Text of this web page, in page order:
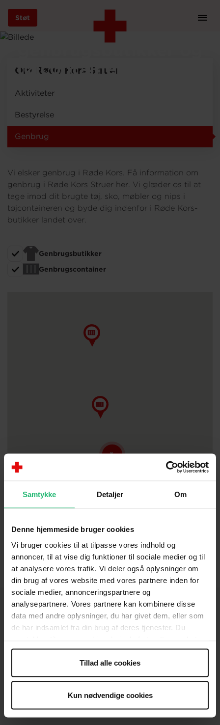
Samtykke Detaljer Om
Denne hjemmeside bruger cookies
Vi bruger cookies til at tilpasse vores indhold og
annoncer, til at vise dig funktioner til sociale medier og til
at analysere vores trafik. Vi deler også oplysninger om
din brug af vores website med vores partnere inden for
sociale medier, annonceringspartnere og
analysepartnere. Vores partnere kan kombinere disse
data med andre oplysninger, du har givet dem, eller som
de har indsamlet fra din brug af deres tjenester. Du
anvende vores hjemmeside.
Tillad alle cookies
Kun nødvendige cookies
Gå
Støt
Bliv frivillig
Vores indsatser
Genbrug
Om os
Røde Kors
genbrugsbutikker og
tøjcontainere i Struer
Om Røde Kors Struer
Aktiviteter
Bestyrelse
Genbrug
Vi elsker genbrug i Røde Kors. Få information om
genbrug i Røde Kors Struer her. Vi glæder os til at
tage imod dit brugte tøj, sko, møbler og nips i
tøjcontaineren og byde dig indenfor i Røde Kors-
butikker landet over.
Genbrugsbutikker
Genbrugscontainer
8
KONTAKT
Brug for hjælp
Spørgsmål om donation og medlemskab